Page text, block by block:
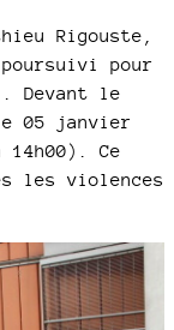
Rigouste,
pour
Devant le
05 janvier
14h00). Ce
les violences